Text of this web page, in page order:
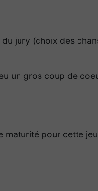
jury (choix des
un gros coup de
maturité pour cette